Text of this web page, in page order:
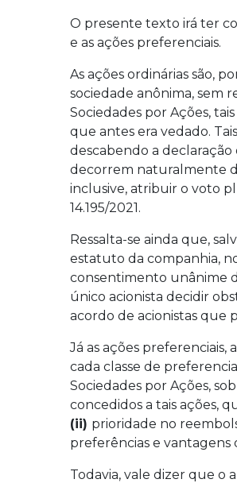
O presente texto irá ter
e as ações preferenciais.
As ações ordinárias são,
sociedade anônima, sem
Sociedades por Ações,
que antes era vedado.
descabendo a
decorrem naturalmente
inclusive, atribuir o voto
14.195/2021.
Ressalta-se ainda que,
estatuto da companhia,
consentimento unânime
único acionista decidir
acordo de acionistas que
Já as ações preferenciais,
cada classe de
Sociedades por Ações,
concedidos a tais ações,
(ii) prioridade no
preferências e vantagens
Todavia, vale dizer que o